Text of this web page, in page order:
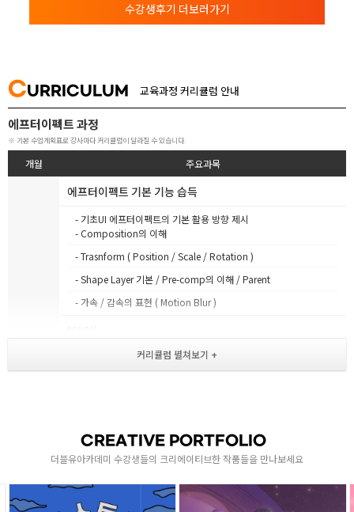
수강생후기 더보러가기
CURRICULUM 교육과정 커리큘럼 안내
에프터이펙트 과정
※ 기본 수업계획표로 강사마다 커리큘럼이 달라질 수 있습니다.
개월 주요과목
에프터이펙트 기본 기능 습득
- 기초UI 에프터이펙트의 기본 활용 방향 제시
- Composition의 이해
- Trasnform ( Position / Scale / Rotation )
- Shape Layer 기본 / Pre-comp의 이해 / Parent
- 가속 / 감속의 표현 ( Motion Blur )
- Mask의 이해 / MotionSketch 활용
MATTE / 3D LAYER
- Alpha matte의 활용
- Luma matte의 활용
CREATIVE PORTFOLIO
더블유아카데미 수강생들의 크리에이티브한 작품들을 만나보세요